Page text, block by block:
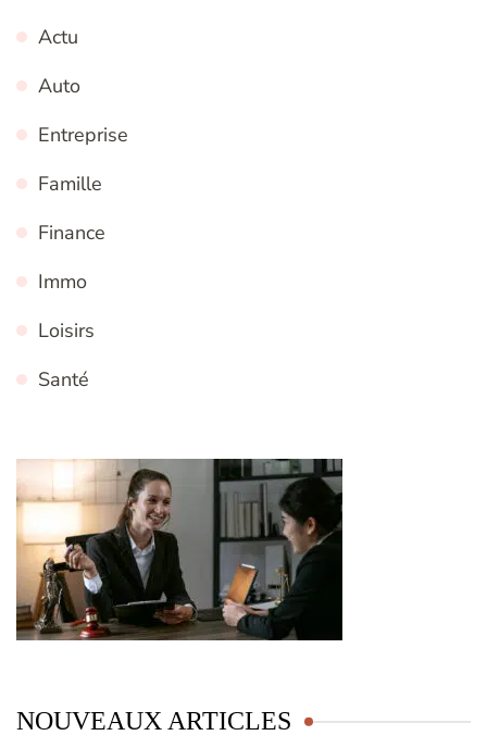
Actu
Auto
Entreprise
Famille
Finance
Immo
Loisirs
Santé
NOUVEAUX ARTICLES